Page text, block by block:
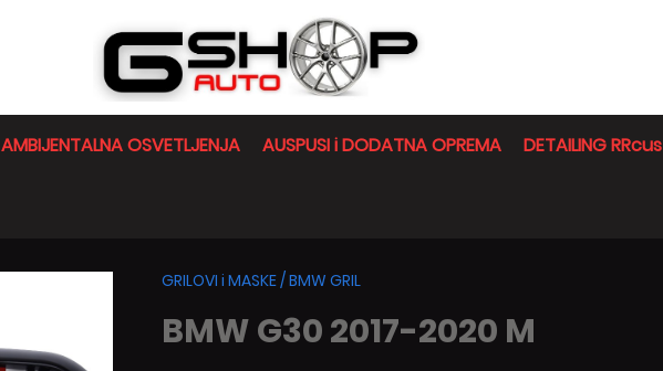
AMBIJENTALNA OSVETLJENJA AUSPUSI i DODATNA OPREMA DETAILING
GRILOVI i MASKE/BMW GRIL
BMW G30 2017-2020 M